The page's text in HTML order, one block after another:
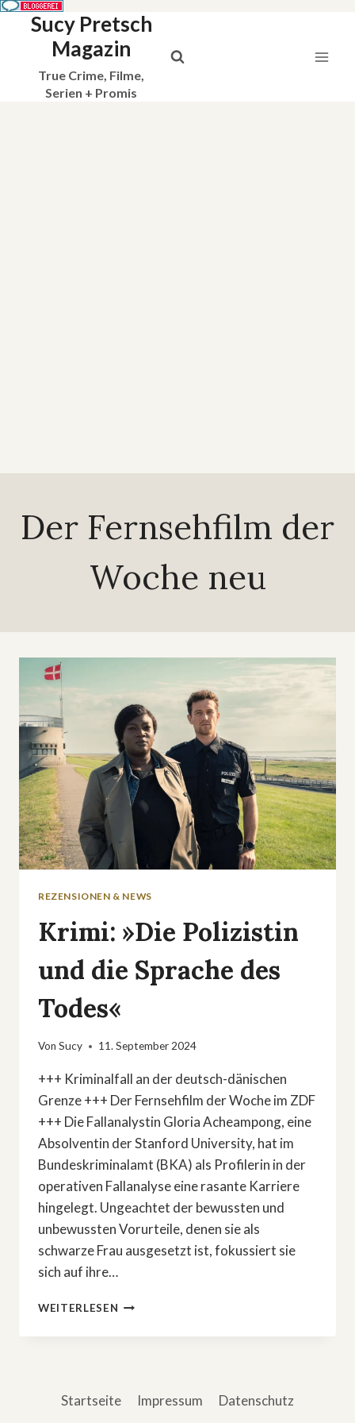
Sucy Pretsch
Magazin
True Crime, Filme,
Serien + Promis
Der Fernsehfilm der
Woche neu
REZENSIONEN & NEWS
Krimi: »Die Polizistin
und die Sprache des
Todes«
Von Sucy 11. September 2024
+++ Kriminalfall an der deutsch-dänischen
Grenze +++ Der Fernsehfilm der Woche im ZDF
+++ Die Fallanalystin Gloria Acheampong, eine
Absolventin der Stanford University, hat im
Bundeskriminalamt (BKA) als Profilerin in der
operativen Fallanalyse eine rasante Karriere
hingelegt. Ungeachtet der bewussten und
unbewussten Vorurteile, denen sie als
schwarze Frau ausgesetzt ist, fokussiert sie
sich auf ihre…
WEITERLESEN KRIMI:
POLIZISTIN
DES
Startseite Impressum
Datenschutz